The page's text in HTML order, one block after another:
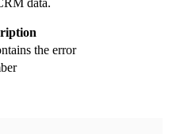
the error